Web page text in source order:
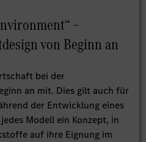
–
von Beginn an
bei der
an mit. Dies gilt auch für
der Entwicklung eines
Modell ein Konzept, in
auf ihre Eignung im